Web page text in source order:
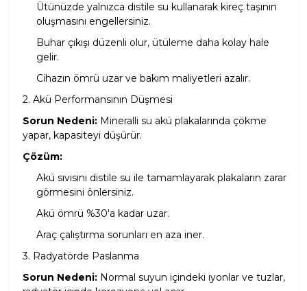
Ütünüzde yalnızca distile su kullanarak kireç taşının
oluşmasını engellersiniz.
Buhar çıkışı düzenli olur, ütüleme daha kolay hale
gelir.
Cihazın ömrü uzar ve bakım maliyetleri azalır.
2. Akü Performansının Düşmesi
Sorun Nedeni: Mineralli su akü plakalarında çökme
yapar, kapasiteyi düşürür.
Çözüm:
Akü sıvısını distile su ile tamamlayarak plakaların zarar
görmesini önlersiniz.
Akü ömrü %30'a kadar uzar.
Araç çalıştırma sorunları en aza iner.
3. Radyatörde Paslanma
Sorun Nedeni: Normal suyun içindeki iyonlar ve tuzlar,